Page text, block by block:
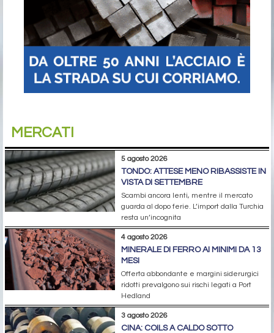
MERCATI
5 agosto 2026
TONDO: ATTESE MENO RIBASSISTE IN
VISTA DI SETTEMBRE
Scambi ancora lenti, mentre il mercato
guarda al dopo ferie. L’import dalla Turchia
resta un’incognita
4 agosto 2026
MINERALE DI FERRO AI MINIMI DA 13
MESI
Offerta abbondante e margini siderurgici
ridotti prevalgono sui rischi legati a Port
Hedland
3 agosto 2026
CINA: COILS A CALDO SOTTO